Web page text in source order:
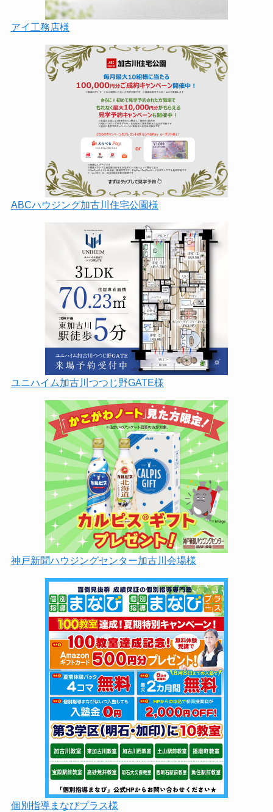
アイ工務店様
ABCハウジング加古川住宅公園様
ユニハイム加古川つつじ野GATE様
神戸新聞ハウジングセンター加古川会場様
個別指導まなびプラス様